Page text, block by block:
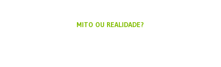
MITO OU REALIDADE?